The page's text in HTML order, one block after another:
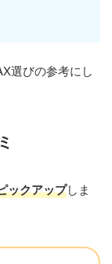
選びの参考にし
ックアップしま